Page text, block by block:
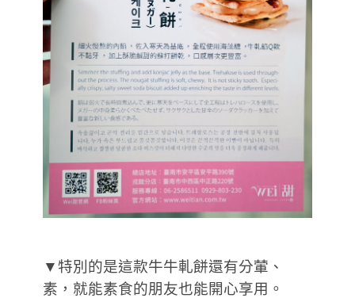
▼特別的是這款牛牛軋餅還有分葷、
素，就能素食的朋友也能開心享用。